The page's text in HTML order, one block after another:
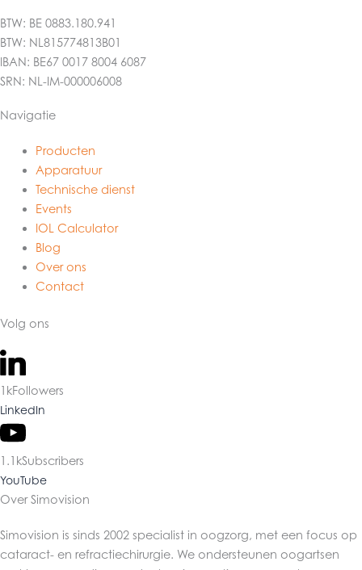
BTW: BE 0883.180.941
BTW: NL815774813B01
IBAN: BE67 0017 8004 6087
SRN: NL-IM-000006008
Navigatie
Producten
Apparatuur
Technische dienst
Events
IOL Calculator
Blog
Over ons
Contact
Volg ons
1kFollowers
LinkedIn
1.1kSubscribers
YouTube
Over Simovision
Simovision is sinds 2002 specialist in oogzorg, met een focus op
cataract- en refractiechirurgie. We ondersteunen oogartsen